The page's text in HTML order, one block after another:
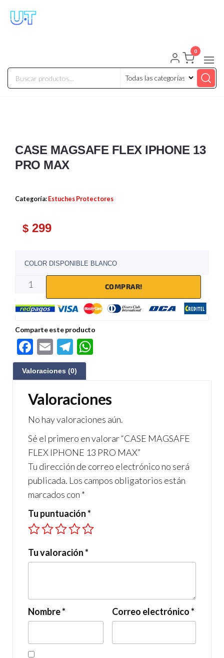
0
CASE MAGSAFE FLEX IPHONE 13
PRO MAX
Categoría: Estuches Protectores
$ 299
COLOR DISPONIBLE BLANCO
COMPRAR!
Comparte este producto
F
ac
e
b
o
o
k
E
m
ail
Te
le
gr
a
m
s
A
p
p
Valoraciones (0)
Valoraciones
No hay valoraciones aún.
Sé el primero en valorar “CASE MAGSAFE
FLEX IPHONE 13 PRO MAX”
Tu dirección de correo electrónico no será
publicada. Los campos obligatorios están
marcados con *
Tu puntuación*
Tu valoración*
Nombre* Correo electrónico*